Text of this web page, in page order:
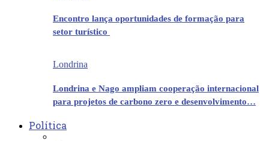
Encontro lança oportunidades de formação para
setor turístico
Londrina
Londrina e Nago ampliam cooperação internacional
para projetos de carbono zero e desenvolvimento…
Política